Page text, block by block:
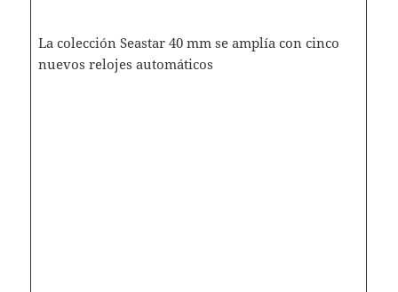
La colección Seastar 40 mm se amplía con cinco
nuevos relojes automáticos